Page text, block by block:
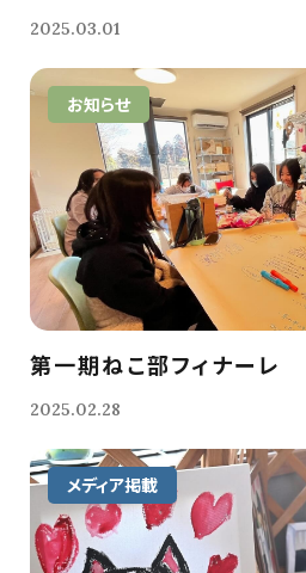
2025.03.01
お知らせ
第一期ねこ部フィナーレ
2025.02.28
メディア掲載